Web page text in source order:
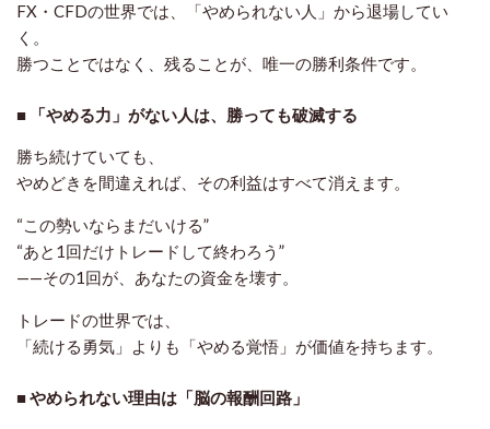
FX・CFDの世界では、
「やめられない人」から退場してい
く。
勝つことではなく、 残ること が、唯一の勝利条件です。
■ 「やめる力」がない人は、勝っても破滅する
勝ち続けていても、
やめどきを間違えれば、その利益はすべて消えます。
“この勢いならまだいける”
“あと1回だけトレードして終わろう”
——その1回が、あなたの資金を壊す。
トレードの世界では、
「続ける勇気」よりも「やめる覚悟」が価値を持ちます。
■ やめられない理由は「脳の報酬回路」